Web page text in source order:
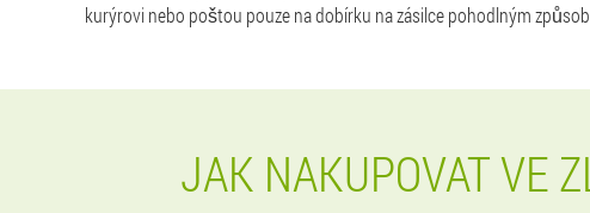
kurýrovi nebo poštou pouze na dobírku na zásilce pohodlným
JAK NAKUPOVAT VE